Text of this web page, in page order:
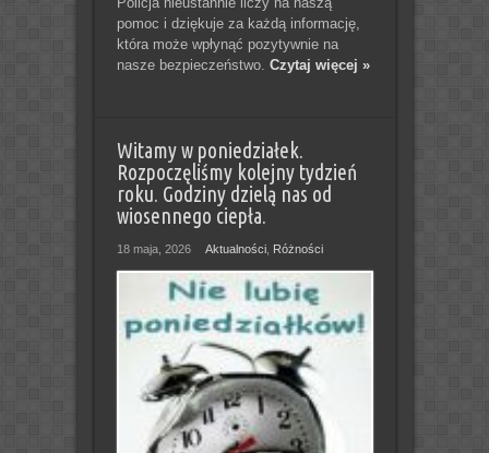
pomoc i dziękuje za każdą informację,
która może wpłynąć pozytywnie na
nasze bezpieczeństwo. Czytaj więcej »
Witamy w poniedziałek.
Rozpoczęliśmy kolejny tydzień
roku. Godziny dzielą nas od
wiosennego ciepła.
18 maja, 2026 Aktualności, Różności